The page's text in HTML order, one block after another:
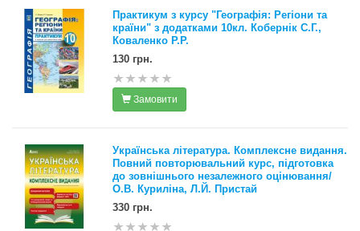
Практикум з курсу "Географія: Регіони та
країни" з додатками 10кл. Кобернік С.Г.,
Коваленко Р.Р.
130 грн.
Замовити
Українська література. Комплексне видання.
Повний повторювальний курс, підготовка
до зовнішнього незалежного оцінювання/
О.В. Куриліна, Л.Й. Пристай
330 грн.